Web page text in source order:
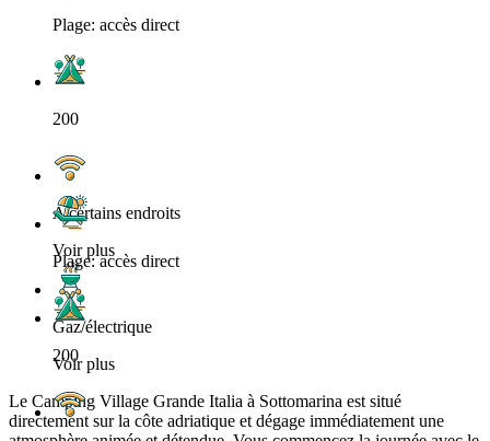
Plage: accès direct
200
A certains endroits
Voir plus
Gaz/électrique
Voir plus
Le Camping Village Grande Italia à Sottomarina est situé
directement sur la côte adriatique et dégage immédiatement une
Plage: accès direct
200